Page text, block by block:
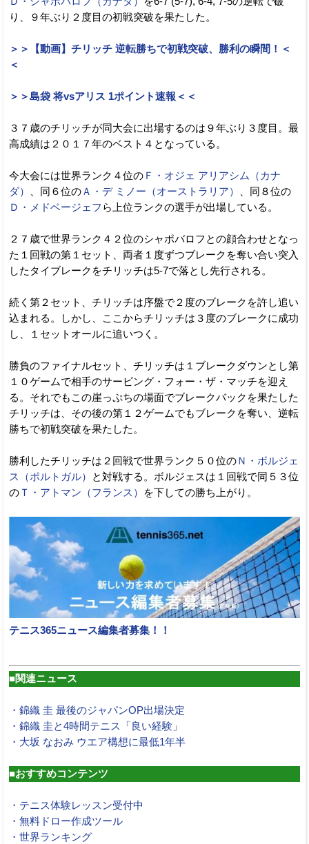
り、９年ぶり２度目の初戦突破を果たした。
＞＞【動画】チリッチ 逆転勝ちで初戦突破、勝利の瞬間！＜
＜
＞＞島袋 将vsアリス 1ポイント速報＜＜
３７歳のチリッチが同大会に出場するのは９年ぶり３度目。最
高成績は２０１７年のベスト４となっている。
今大会には世界ランク４位の Ｆ・オジェ アリアシム（カナ
ダ）
、同６位のＡ・デ ミノー（オーストラリア）
、同８位の
Ｄ・メドベージェフ ら上位ランクの選手が出場している。
２７歳で世界ランク４２位のシャポバロフとの顔合わせとなっ
た１回戦の第１セット、両者１度ずつブレークを奪い合い突入
したタイブレークをチリッチは5-7で落とし先行される。
続く第２セット、チリッチは序盤で２度のブレークを許し追い
込まれる。しかし、ここからチリッチは３度のブレークに成功
し、１セットオールに追いつく。
勝負のファイナルセット、チリッチは１ブレークダウンとし第
１０ゲームで相手のサービング・フォー・ザ・マッチを迎え
る。それでもこの崖っぷちの場面でブレークバックを果たした
チリッチは、その後の第１２ゲームでもブレークを奪い、逆転
勝ちで初戦突破を果たした。
勝利したチリッチは２回戦で世界ランク５０位のＮ・ボルジェ
ス（ポルトガル）
と対戦する。ボルジェスは１回戦で同５３位
の Ｔ・アトマン（フランス） を下しての勝ち上がり。
テニス365ニュース編集者募集！！
■関連ニュース
・錦織 圭 最後のジャパンOP出場決定
・錦織 圭と4時間テニス「良い経験」
・大坂 なおみ ウエア構想に最低1年半
■おすすめコンテンツ
・テニス体験レッスン受付中
・無料ドロー作成ツール
・世界ランキング